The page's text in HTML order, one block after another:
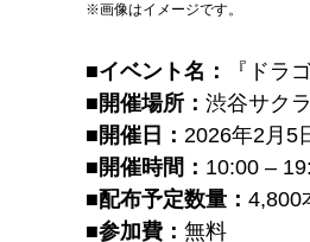
※画像はイメージです。
■イベント名：
『ドラ
■開催場所： 渋谷サク
■開催日： 2026年2月5
■開催時間： 10:00 –
■配布予定数量： 4,800
■参加費： 無料